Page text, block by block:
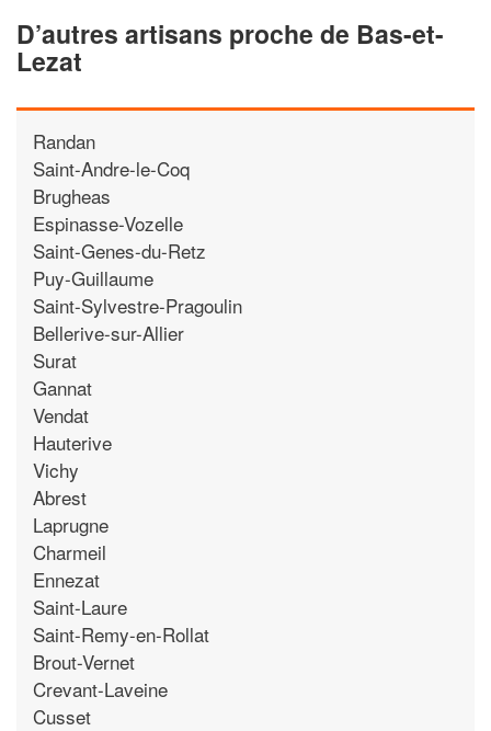
D’autres artisans proche de Bas-et-
Lezat
Randan
Saint-Andre-le-Coq
Brugheas
Espinasse-Vozelle
Saint-Genes-du-Retz
Puy-Guillaume
Saint-Sylvestre-Pragoulin
Bellerive-sur-Allier
Surat
Gannat
Vendat
Hauterive
Vichy
Abrest
Laprugne
Charmeil
Ennezat
Saint-Laure
Saint-Remy-en-Rollat
Brout-Vernet
Crevant-Laveine
Cusset